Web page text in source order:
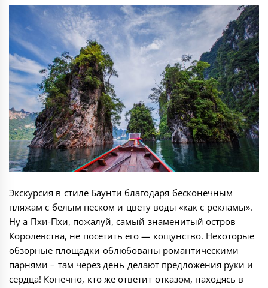
Экскурсия в стиле Баунти благодаря бесконечным
пляжам с белым песком и цвету воды «как с рекламы».
Ну а Пхи-Пхи, пожалуй, самый знаменитый остров
Королевства, не посетить его — кощунство. Некоторые
обзорные площадки облюбованы романтическими
парнями – там через день делают предложения руки и
сердца! Конечно, кто же ответит отказом, находясь в